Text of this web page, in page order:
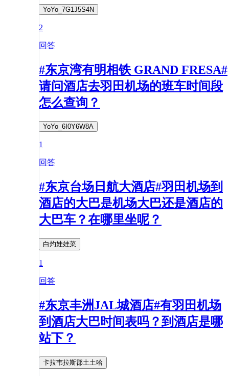
YoYo_7G1J5S4N
2
回答
#东京湾有明相铁 GRAND FRESA#
请问酒店去羽田机场的班车时间段
怎么查询？
YoYo_6I0Y6W8A
1
回答
#东京台场日航大酒店#羽田机场到
酒店的大巴是机场大巴还是酒店的
大巴车？在哪里坐呢？
白灼娃娃菜
1
回答
#东京丰洲JAL城酒店#有羽田机场
到酒店大巴时间表吗？到酒店是哪
站下？
卡拉韦拉斯郡土土哈